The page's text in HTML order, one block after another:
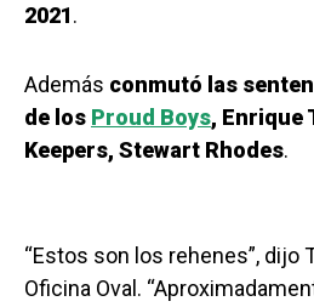
2021.
Además conmutó las
de los Proud Boys, Enrique
Keepers, Stewart Rhodes.
“Estos son los rehenes”, dijo
Oficina Oval.